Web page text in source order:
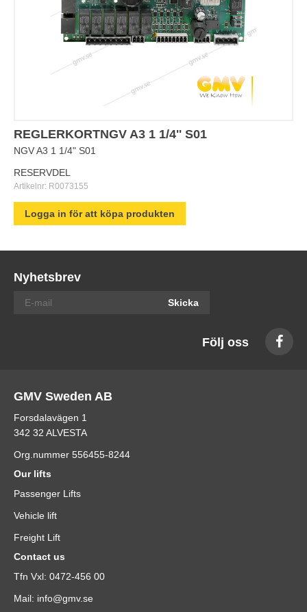
REGLERKORTNGV A3 1 1/4'' S01
NGV A3 1 1/4" S01
RESERVDEL
Artikelnr: R0073155
Logga in för att köpa produkten
Nyhetsbrev
Skicka
Följ oss
GMV Sweden AB
Forsdalavägen 1
342 32 ALVESTA
Org.nummer 556455-8244
Our lifts
Passenger Lifts
Vehicle lift
Freight Lift
Contact us
Tfn Vxl: 0472-456 00
Mail: info@gmv.se